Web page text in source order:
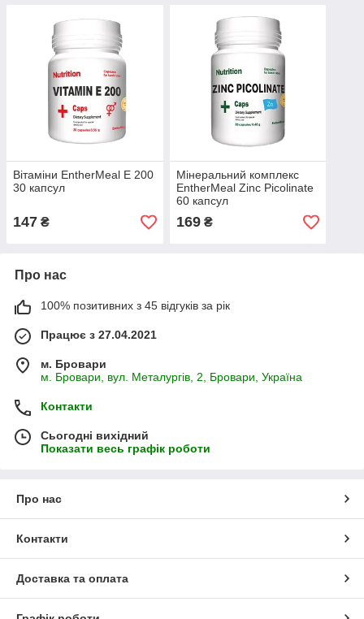
Вітаміни EntherMeal E 200
30 капсул
147 ₴
Мінеральний комплекс
EntherMeal Zinc Picolinate
60 капсул
169₴
Про нас
100% позитивних з 45 відгуків за рік
Працює з 27.04.2021
м. Бровари
м. Бровари, вул. Металургів, 2, Бровари, Україна
Контакти
Сьогодні вихідний
Показати весь графік роботи
Про нас
Контакти
Доставка та оплата